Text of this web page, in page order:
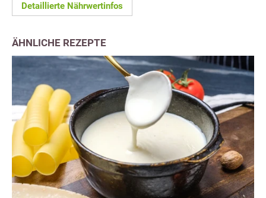
Detaillierte Nährwertinfos
ÄHNLICHE REZEPTE